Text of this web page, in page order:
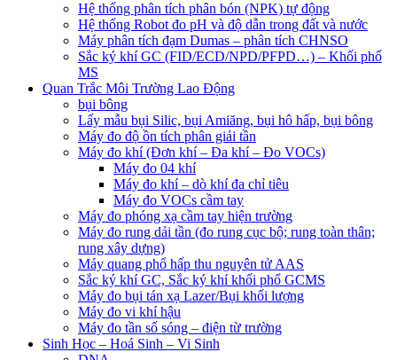
Hệ thống phân tích phân bón (NPK) tự động
Hệ thống Robot đo pH và độ dẫn trong đất và nước
Máy phân tích đạm Dumas – phân tích CHNSO
Sắc ký khí GC (FID/ECD/NPD/PFPD…) – Khối phổ
MS
Quan Trắc Môi Trường Lao Động
bụi bông
Lấy mẫu bụi Silic, bụi Amiăng, bụi hô hấp, bụi bông
Máy đo độ ồn tích phân giải tần
Máy đo khí (Đơn khí – Đa khí – Đo VOCs)
Máy đo 04 khí
Máy đo khí – dò khí đa chỉ tiêu
Máy đo VOCs cầm tay
Máy đo phóng xạ cầm tay hiện trường
Máy đo rung dải tần (đo rung cục bộ; rung toàn thân;
rung xây dựng)
Máy quang phổ hấp thu nguyên tử AAS
Sắc ký khí GC, Sắc ký khí khối phổ GCMS
Máy đo bụi tán xạ Lazer/Bụi khối lượng
Máy đo vi khí hậu
Máy đo tần số sóng – điện từ trường
Sinh Học – Hoá Sinh – Vi Sinh